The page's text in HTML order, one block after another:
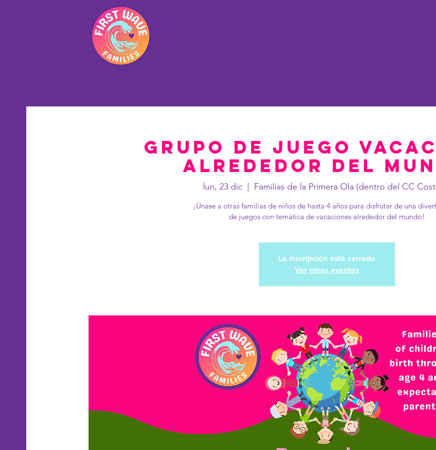
Grupo de juego
alrededor del
lun, 23 dic
  |
Familias de la Primera Ola (dentro del CC
¡Únase a otras familias de niños de hasta 4 años para disfrutar de una
de juegos con temática de vacaciones alrededor del mundo!
La inscripción está cerrada
Ver otros eventos